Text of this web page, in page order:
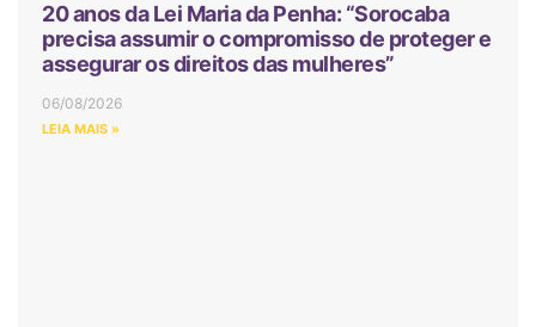
20 anos da Lei Maria da Penha: “Sorocaba
precisa assumir o compromisso de proteger e
assegurar os direitos das mulheres”
06/08/2026
LEIA MAIS »